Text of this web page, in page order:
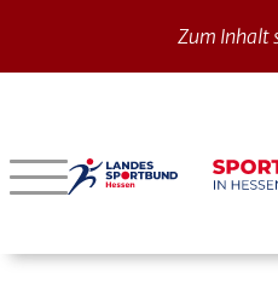
Zum Inhalt
Sport
Bergstraße
Darmstadt-Dieburg
Verbände mit bes.
Aikido
Betriebssport-Verband
CVJM-Westbund
Aktuelle Ausgabe
Archiv